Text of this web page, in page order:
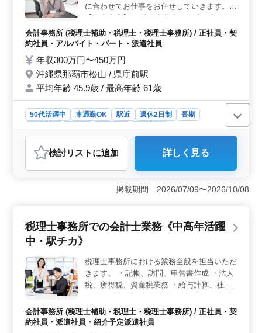
た、無料駐車場が完備されており、通勤もストレスなく
行えます。 ＜働きやすい環境＞ 週5日勤務で、土日
祝日を含む年間休日120日以上の週休2日制です。残業は
少なめで、福利厚生も充実しています。岐阜県岐阜市初
日町に位置し、名鉄岐阜駅からもアクセスが便利です。
男女比率は女性7：男性3と、女性が活躍しやすい環境も
整っています。
に合わせてお仕事をお任せしていきます。
【仕事内容】 ・法人申告書の作成 ・記帳代
行 ・決算・申告書の作成 ・巡回監査 ・税務
に関係する仕事全般 ・事業承継コンサルテ
遇 ◯税理士資格保有者歓迎 ◯550代以上の
ベテラン経験者・シニア世代大歓迎の企業で
す。是非ご応募下さい。
会計事務所 (税理士補助・税理士・税理士事務所) / 正社員・契
約社員・アルバイト・パート・派遣社員
年収300万円〜450万円
沖縄県那覇市松山 / 県庁前駅
平均年齢 45.9歳 / 最高年齢 61歳
50代活躍中 車通勤OK 駅近 週休2日制
長期
会計事務所
おすすめポイント
＜税務会計のプロを募集＞ 沖縄県那覇市の会計事務所
で、税理士補助業務を担当していただける方を募集して
います。具体的な業務内容は法人申告書の作成や記帳代
されます。 ＜働きやすい環境＞ 週5日勤務で、就業
時間は9時から17時までです。休憩時間は60分あり、時間
の通勤も可能です。50代以上のベテラン経験者やシニア
世代の方も大歓迎です。駐車場も完備しています。
＜企業情報＞ 事業内容は税務業務や事業承継コンサル
ティングなどを行っています。平均年齢は45.9歳で、男
女比は5：5です。ご経験を活かし新しいステージを築い
てみませんか。お問い合わせお待ちしております。
検討リスト に追加 詳しく見る
掲載期間 2026/07/09〜2026/10/08
税理士事務所での会計士業務《中高年活躍
中・駅チカ》
税理士事務所における業務全般を担当いただ
きます。 ・記帳、訪問、申告書作成 ・法人
税、所得税、資産税業務 ・給与計算、社会
日の内、月1回出勤がございます。 その際は
シフトで決める事が可能です。 中高年の方
会計事務所 (税理士補助・税理士・税理士事務所) / 正社員・契
約社員・派遣社員・紹介予定派遣社員